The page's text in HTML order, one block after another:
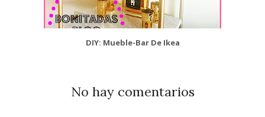
DIY: Mueble-Bar De Ikea
No hay comentarios